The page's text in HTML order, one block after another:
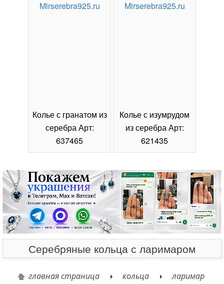
Колье с гранатом из
серебра Арт:
637465
Колье с изумрудом
из серебра Арт:
621435
Серебряные кольца с ларимаром
главная страница кольца ларимар